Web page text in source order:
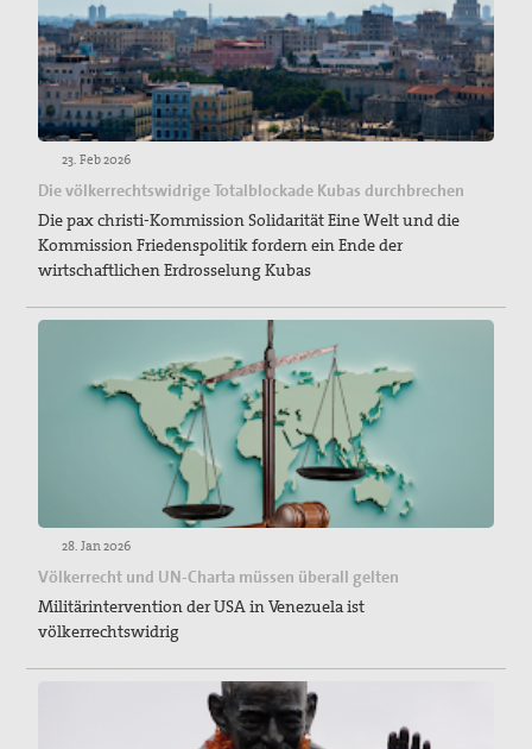
23. Feb 2026
Die völkerrechtswidrige Totalblockade Kubas durchbrechen
Die pax christi-Kommission Solidarität Eine Welt und die
Kommission Friedenspolitik fordern ein Ende der
wirtschaftlichen Erdrosselung Kubas
28. Jan 2026
Völkerrecht und UN-Charta müssen überall gelten
Militärintervention der USA in Venezuela ist
völkerrechtswidrig